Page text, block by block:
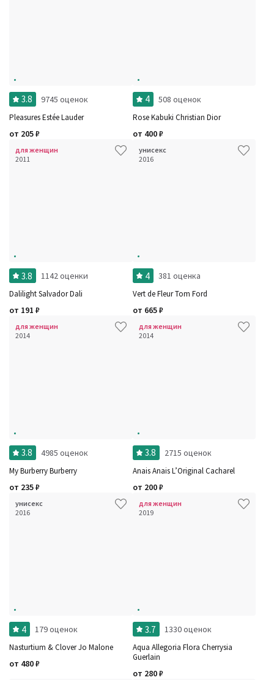
3.8 9745 оценок
Pleasures Estée Lauder
от 205₽
4 508 оценок
Rose Kabuki Christian Dior
от 400₽
для женщин
2011
3.8 1142 оценки
Dalilight Salvador Dali
от 191 ₽
унисекс
2016
4 381 оценка
Vert de Fleur Tom Ford
от 665₽
для женщин
2014
3.8 4985 оценок
My Burberry Burberry
от 235₽
для женщин
2014
3.8 2715 оценок
Anais Anais L’Original Cacharel
от 200₽
унисекс
2016
4 179 оценок
Nasturtium & Clover Jo Malone
от 480₽
для женщин
2019
3.7 1330 оценок
Aqua Allegoria Flora Cherrysia
Guerlain
от 280₽